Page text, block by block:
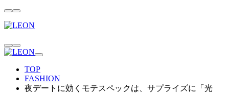
TOP
FASHION
夜デートに効くモテスペックは、サプライズに「光